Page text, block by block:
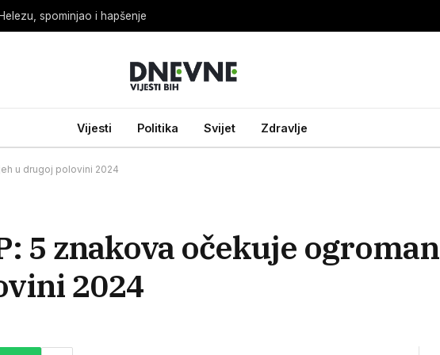
spominjao i hapšenje
Vijesti Politika Svijet Zdravlje
u drugoj polovini 2024
5 znakova očekuje ogroman
2024